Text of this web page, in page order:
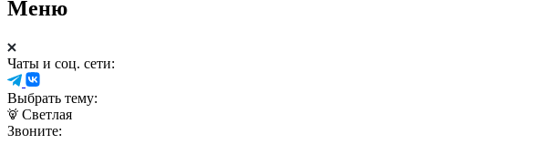
Меню
Чаты и соц. сети:
Выбрать тему:
Светлая
Звоните: